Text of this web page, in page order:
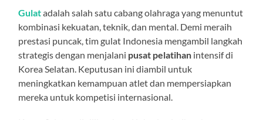
Gulatadalah salah satu cabang olahraga yang menuntut
kombinasi kekuatan, teknik, dan mental. Demi meraih
prestasi puncak, tim gulat Indonesia mengambil langkah
strategis dengan menjalani pusat pelatihan intensif di
Korea Selatan. Keputusan ini diambil untuk
meningkatkan kemampuan atlet dan mempersiapkan
mereka untuk kompetisi internasional.